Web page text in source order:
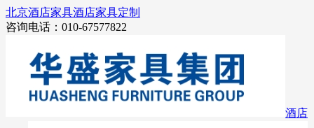
北京酒店家具酒店家具定制
咨询电话：010-67577822
酒店